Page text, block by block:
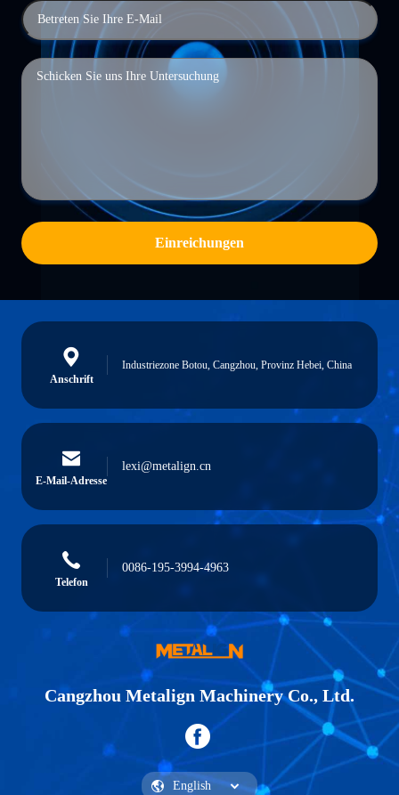
Einreichungen
Anschrift
Industriezone Botou, Cangzhou, Provinz Hebei, China
E-Mail-Adresse
lexi@metalign.cn
Telefon
0086-195-3994-4963
Cangzhou Metalign Machinery Co., Ltd.